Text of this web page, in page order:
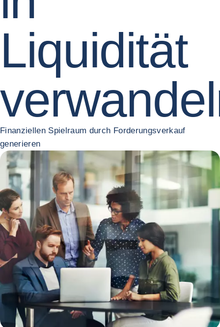
Liquidität
Finanziellen Spielraum durch Forderungsverkauf
generieren